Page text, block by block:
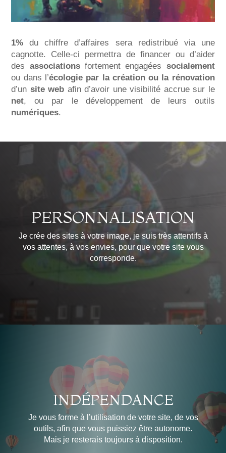
1% du chiffre d’affaires sera redistribué via une
cagnotte. Celle-ci permettra de financer ou d’aider
des associationsfortement engagées socialement
ou dans l’écologie par la création ou la rénovation
d’un site web afin d’avoir une visibilité accrue sur le
net, ou par le développement de leurs outils
numériques.
PERSONNALISATION
Je crée des sites à votre image, je suis très attentifs à
vos attentes, à vos envies, pour que votre site vous
corresponde.
INDÉPENDANCE
Je vous forme à l’utilisation de votre site, de vos
outils, afin que vous puissiez être autonome.
Mais je resterais toujours à disposition.